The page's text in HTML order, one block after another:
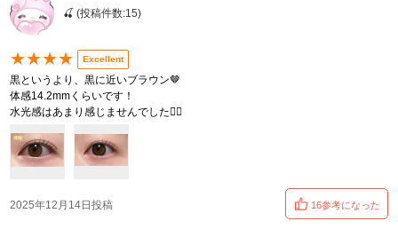
🍒 (投稿件数:15)
★★★★ Excellent
黒というより、黒に近いブラウン🤎
体感14.2mmくらいです！
水光感はあまり感じませんでした😵‍💫
2025年12月14日投稿 16参考になった